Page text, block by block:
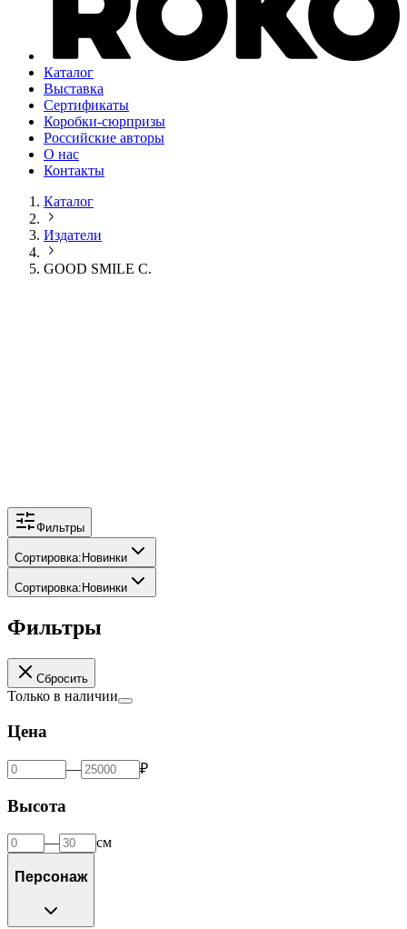
Каталог
Выставка
Сертификаты
Коробки-сюрпризы
Российские авторы
О нас
Контакты
Каталог
Издатели
GOOD SMILE C.
Фильтры
Сортировка: Новинки
Сортировка: Новинки
Фильтры
Сбросить
Только в наличии
Цена
— ₽
Высота
— см
Персонаж